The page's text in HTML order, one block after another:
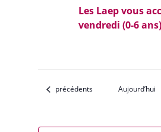
Les Laep vous
vendredi (0-6 ans)
Évènements
précédents Aujourd’hui